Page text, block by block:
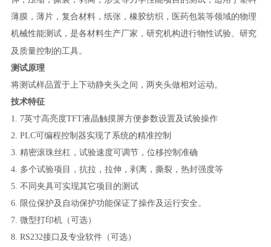
薄膜，薄片，复合材料，纸张，橡胶纺织，医药包装等领域的物理
机械性能测试，是各材料生产厂家，研究机构进行物性试验、研究
及质量控制 的工具。
测试原理
将测试样品置于上下动静夹头之间，两夹头做相对运动。
技术特征
1. 7英寸高亮度TFT液晶触摸屏方便参数设置及试验操作
2. PLC可编程控制器实现了系统的精准控制
3. 精密滚珠丝杠，试验速度可调节，位移控制准确
4. 多个试验项目，抗拉，拉伸，剥离，撕裂，热封强度等
5. 不同夹具可实现其它项目的测试
6.
限位保护及自动保护功能保证了操作及运行安全。
7. 微型打印机（可选）
8. RS232接口及专业软件（可选）